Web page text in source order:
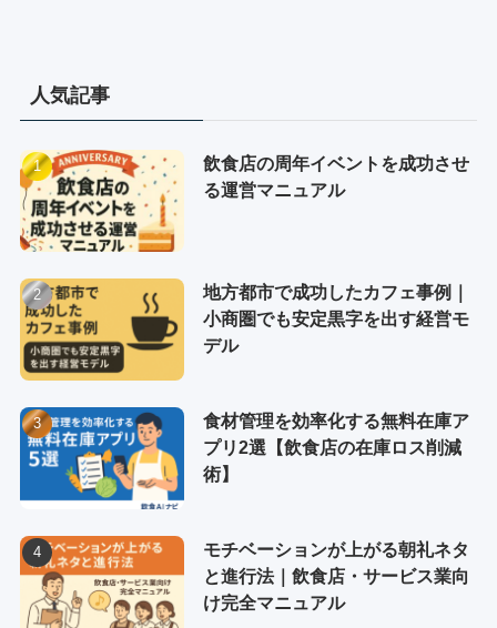
人気記事
飲食店の周年イベントを成功させ
る運営マニュアル
地方都市で成功したカフェ事例｜
小商圏でも安定黒字を出す経営モ
デル
食材管理を効率化する無料在庫ア
プリ2選【飲食店の在庫ロス削減
術】
モチベーションが上がる朝礼ネタ
と進行法｜飲食店・サービス業向
け完全マニュアル